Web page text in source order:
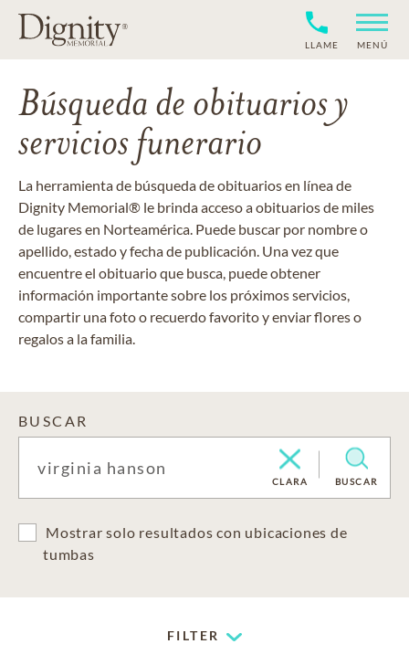
LLAME MENÚ
Búsqueda de obituarios y
servicios funerario
La herramienta de búsqueda de obituarios en línea de
Dignity Memorial® le brinda acceso a obituarios de miles
de lugares en Norteamérica. Puede buscar por nombre o
apellido, estado y fecha de publicación. Una vez que
encuentre el obituario que busca, puede obtener
información importante sobre los próximos servicios,
compartir una foto o recuerdo favorito y enviar flores o
regalos a la familia.
BUSCAR
CLARA BUSCAR
Mostrar solo resultados con ubicaciones de
tumbas
FILTER